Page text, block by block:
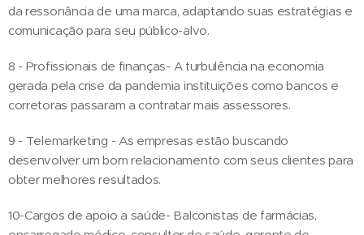
da ressonância de uma marca, adaptando suas estratégias e
comunicação para seu público-alvo.
8 - Profissionais de finanças- A turbulência na economia
gerada pela crise da pandemia instituições como bancos e
corretoras passaram a contratar mais assessores.
9 - Telemarketing - As empresas estão buscando
desenvolver um bom relacionamento com seus clientes para
obter melhores resultados.
10-Cargos de apoio a saúde- Balconistas de farmácias,